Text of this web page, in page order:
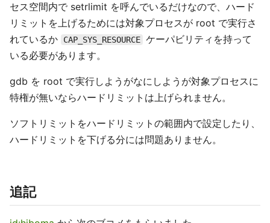
セス空間内で setrlimit を呼んでいるだけなので、ハード
リミットを上げるためには対象プロセスが root で実行さ
れているか
CAP_SYS_RESOURCE ケーパビリティを持って
いる必要があります。
gdb を root で実行しようがなにしようが対象プロセスに
特権が無いならハードリミットは上げられません。
ソフトリミットをハードリミットの範囲内で設定したり、
ハードリミットを下げる分には問題ありません。
追記